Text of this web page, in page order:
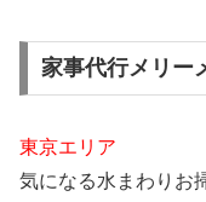
家事代行メリー
東京エリア
気になる水まわりお